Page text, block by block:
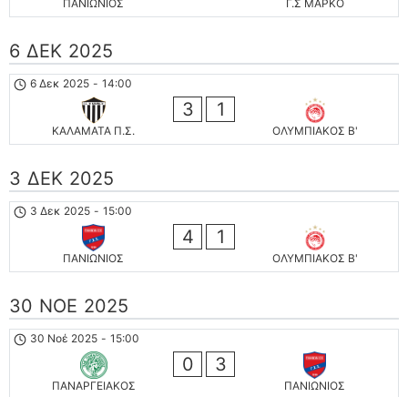
ΠΑΝΙΩΝΙΟΣ Γ.Σ ΜΑΡΚΟ
6 ΔΕΚ 2025
6 Δεκ 2025 - 14:00
ΚΑΛΑΜΑΤΑ Π.Σ.
3 1
ΟΛΥΜΠΙΑΚΟΣ Β'
3 ΔΕΚ 2025
3 Δεκ 2025 - 15:00
ΠΑΝΙΩΝΙΟΣ
4 1
ΟΛΥΜΠΙΑΚΟΣ Β'
30 ΝΟΈ 2025
30 Νοέ 2025 - 15:00
ΠΑΝΑΡΓΕΙΑΚΟΣ
0 3
ΠΑΝΙΩΝΙΟΣ